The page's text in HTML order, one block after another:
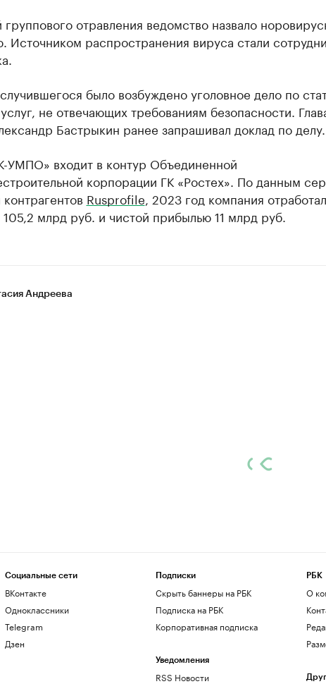
отравления ведомство назвало
Источником распространения вируса стали
было возбуждено уголовное дело по
не отвечающих требованиям безопасности.
Бастрыкин ранее запрашивал доклад по делу.
входит в контур Объединенной
корпорации ГК «Ростех». По данным
Rusprofile , 2023 год компания
млрд руб. и чистой прибылью 11 млрд руб.
Андреева
Социальные сети
ВКонтакте
Одноклассники
Telegram
Дзен
Подписки
Скрыть баннеры на РБК
Подписка на РБК
Корпоративная подписка
Уведомления
RSS Новости
РБК
О